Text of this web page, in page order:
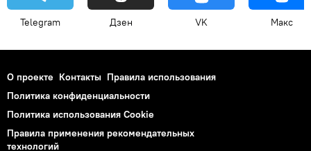
Telegram Дзен VK Макс
О проекте Контакты Правила использования
Политика конфиденциальности
Политика использования Cookie
Правила применения рекомендательных
технологий